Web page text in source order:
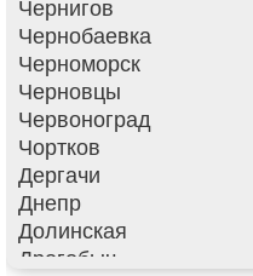
Чернигов
Чернобаевка
Черноморск
Черновцы
Червоноград
Чортков
Дергачи
Днепр
Долинская
Дрогобыч